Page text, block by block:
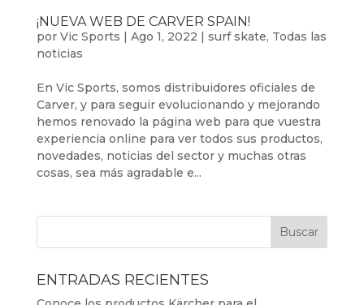
¡NUEVA WEB DE CARVER SPAIN!
por Vic Sports | Ago 1, 2022 | surf skate, Todas las
noticias
En Vic Sports, somos distribuidores oficiales de
Carver, y para seguir evolucionando y mejorando
hemos renovado la página web para que vuestra
experiencia online para ver todos sus productos,
novedades, noticias del sector y muchas otras
cosas, sea más agradable e...
ENTRADAS RECIENTES